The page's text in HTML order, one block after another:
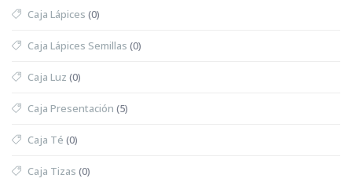
Caja Lápices (0)
Caja Lápices Semillas (0)
Caja Luz (0)
Caja Presentación (5)
Caja Té (0)
Caja Tizas (0)